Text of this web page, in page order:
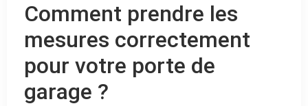
Comment prendre les
mesures correctement
pour votre porte de
garage ?